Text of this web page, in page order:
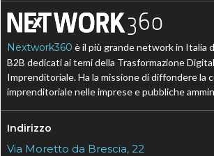
Nextwork360 è il più grande network in Italia
B2B dedicati ai temi della Trasformazione
Imprenditoriale. Ha la missione di diffondere la
imprenditoriale nelle imprese e pubbliche
Indirizzo
Via Moretto da Brescia, 22